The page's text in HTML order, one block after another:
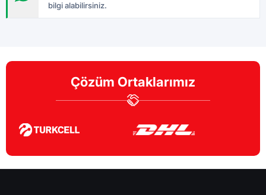
bilgi alabilirsiniz.
Çözüm Ortaklarımız